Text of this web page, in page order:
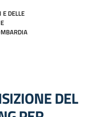
DELLE
DEL